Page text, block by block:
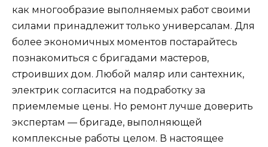
как многообразие выполняемых работ своими
силами принадлежит только универсалам. Для
более экономичных моментов постарайтесь
познакомиться с бригадами мастеров,
строивших дом. Любой маляр или сантехник,
электрик согласится на подработку за
приемлемые цены. Но ремонт лучше доверить
экспертам — бригаде, выполняющей
комплексные работы целом. В настоящее